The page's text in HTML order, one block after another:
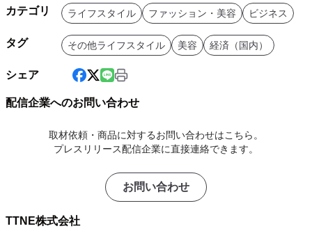
カテゴリ ライフスタイル ファッション・美容 ビジネス
タグ その他ライフスタイル 美容 経済（国内）
シェア
配信企業へのお問い合わせ
取材依頼・商品に対するお問い合わせはこちら。
プレスリリース配信企業に直接連絡できます。
お問い合わせ
TTNE株式会社